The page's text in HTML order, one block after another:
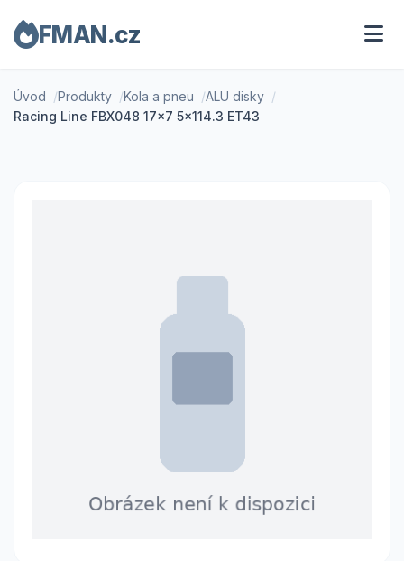
FMAN.cz
Úvod Produkty Kola a pneu
ALU disky
Racing Line FBX048 17x7 5x114.3 ET43